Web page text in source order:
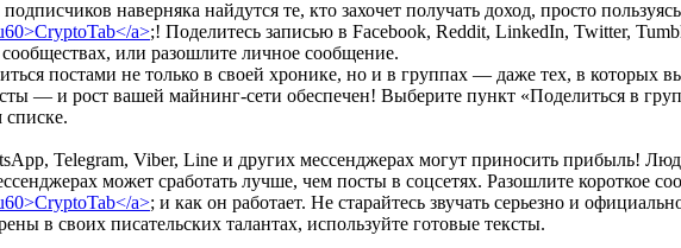
наверняка найдутся те, кто захочет получать доход, просто
a>;! Поделитесь записью в Facebook, Reddit, LinkedIn, Twitter,
или разошлите личное сообщение.
постами не только в своей хронике, но и в группах — даже тех, в которых
— и рост вашей майнинг-сети обеспечен! Выберите пункт «Поделиться в
Telegram, Viber, Line и других мессенджерах могут приносить прибыль!
может сработать лучше, чем посты в соцсетях. Разошлите короткое
a>; и как он работает. Не старайтесь звучать серьезно и
в своих писательских талантах, используйте готовые тексты.